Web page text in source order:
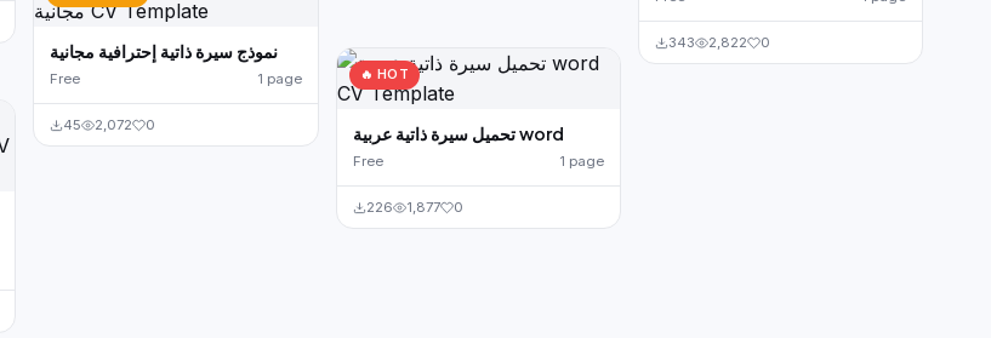
نموذج سيرة ذاتية إحترافية مجانية
Free 1 page
45 2,072 0
🔥 HOT
تحميل سيرة ذاتية عربية word
Free 1 page
226 1,877 0
343 2,822 0